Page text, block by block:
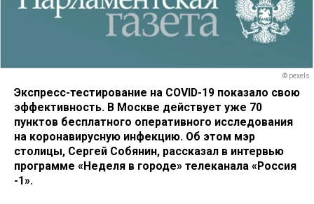
© pexels
Экспресс-тестирование на COVID-19 показало свою
эффективность. В Москве действует уже 70
пунктов бесплатного оперативного исследования
на коронавирусную инфекцию. Об этом мэр
столицы, Сергей Собянин, рассказал в интервью
программе «Неделя в городе» телеканала «Россия
-1».